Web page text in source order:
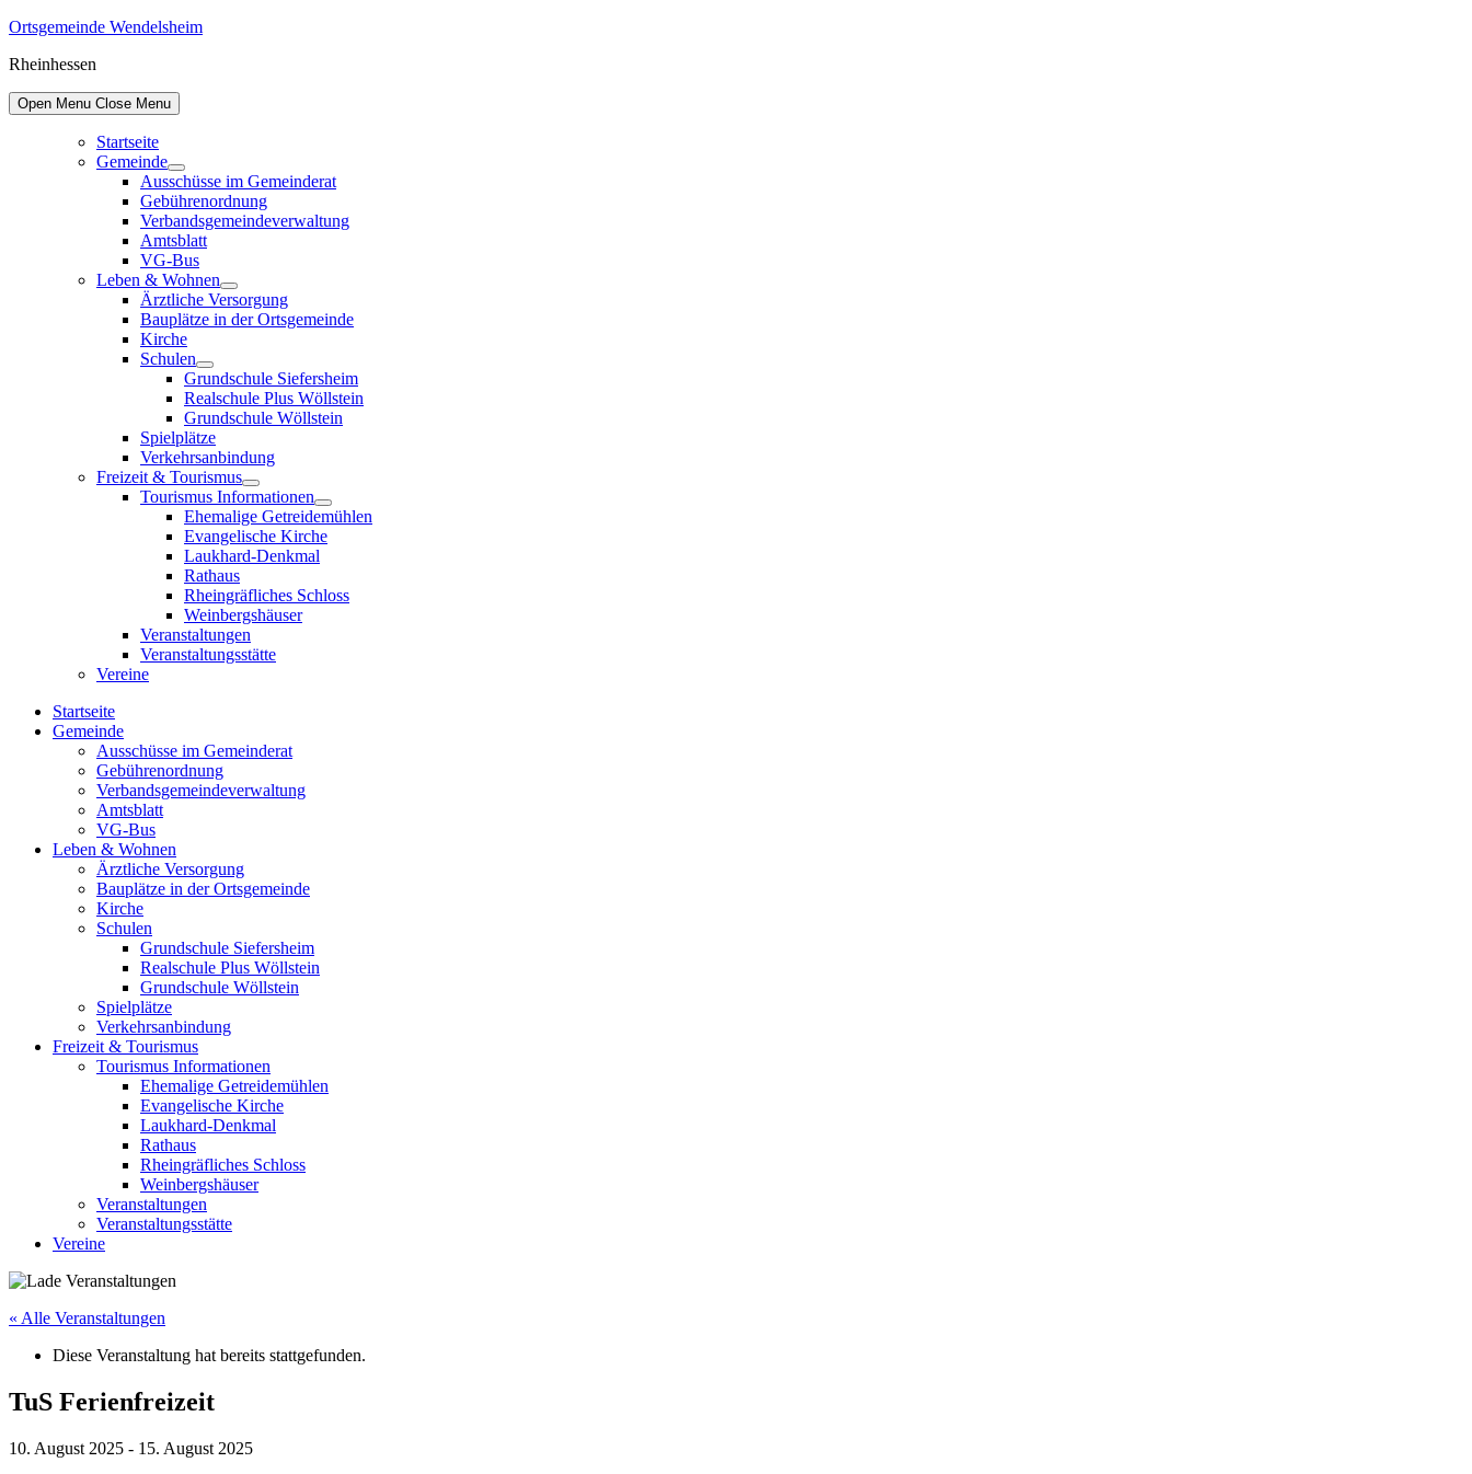
Skip
content
Ortsgemeinde Wendelsheim
Rheinhessen
Open Menu Close Menu
Startseite
Gemeinde
Show
sub
menu
Ausschüsse im Gemeinderat
Gebührenordnung
Verbandsgemeindeverwaltung
Amtsblatt
VG-Bus
Leben & Wohnen
Show
sub
menu
Ärztliche Versorgung
Bauplätze in der Ortsgemeinde
Kirche
Schulen
Show
sub
menu
Grundschule Siefersheim
Realschule Plus Wöllstein
Grundschule Wöllstein
Spielplätze
Verkehrsanbindung
Freizeit & Tourismus
Show
sub
menu
Tourismus Informationen
Show
sub
menu
Ehemalige Getreidemühlen
Evangelische Kirche
Laukhard-Denkmal
Rathaus
Rheingräfliches Schloss
Weinbergshäuser
Veranstaltungen
Veranstaltungsstätte
Vereine
Startseite
Gemeinde
Ausschüsse im Gemeinderat
Gebührenordnung
Verbandsgemeindeverwaltung
Amtsblatt
VG-Bus
Leben & Wohnen
Ärztliche Versorgung
Bauplätze in der Ortsgemeinde
Kirche
Schulen
Grundschule Siefersheim
Realschule Plus Wöllstein
Grundschule Wöllstein
Spielplätze
Verkehrsanbindung
Freizeit & Tourismus
Tourismus Informationen
Ehemalige Getreidemühlen
Evangelische Kirche
Laukhard-Denkmal
Rathaus
Rheingräfliches Schloss
Weinbergshäuser
Veranstaltungen
Veranstaltungsstätte
Vereine
« Alle Veranstaltungen
Diese Veranstaltung hat bereits stattgefunden.
TuS Ferienfreizeit
10. August 2025 - 15. August 2025